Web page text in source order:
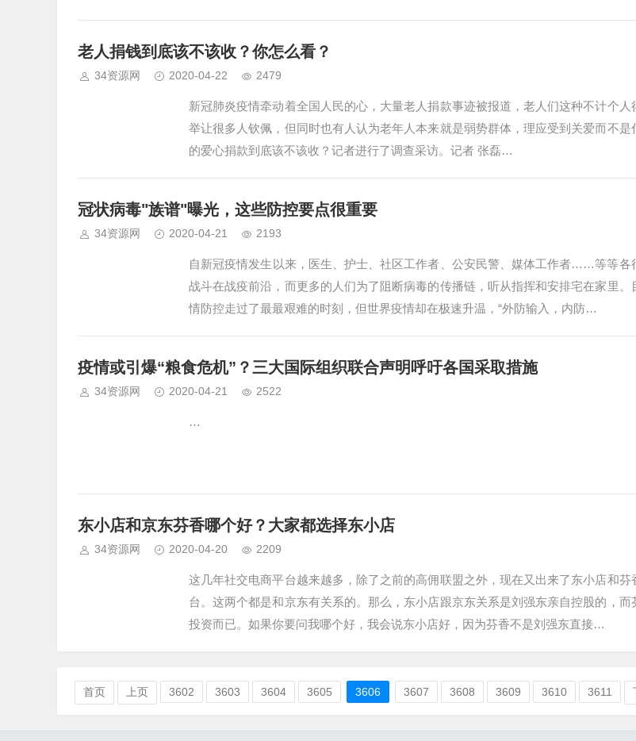
老人捐钱到底该不该收？你怎么看？
34资源网 2020-04-22 2479
新冠肺炎疫情牵动着全国人民的心，大量老人捐款事迹被报道，老人们这种不计个人
举让很多人钦佩，但同时也有人认为老年人本来就是弱势群体，理应受到关爱而不是
的爱心捐款到底该不该收？记者进行了调查采访。记者 张磊…
冠状病毒"族谱"曝光，这些防控要点很重要
34资源网 2020-04-21 2193
自新冠疫情发生以来，医生、护士、社区工作者、公安民警、媒体工作者……等等各
战斗在战疫前沿，而更多的人们为了阻断病毒的传播链，听从指挥和安排宅在家里。
情防控走过了最最艰难的时刻，但世界疫情却在极速升温，“外防输入，内防…
疫情或引爆“粮食危机”？三大国际组织联合声明呼吁各国采取措施
34资源网 2020-04-21 2522
…
东小店和京东芬香哪个好？大家都选择东小店
34资源网 2020-04-20 2209
这几年社交电商平台越来越多，除了之前的高佣联盟之外，现在又出来了东小店和芬
台。这两个都是和京东有关系的。那么，东小店跟京东关系是刘强东亲自控股的，而
投资而已。如果你要问我哪个好，我会说东小店好，因为芬香不是刘强东直接…
首页 上页 3602 3603 3604 3605 3606 3607 3608 3609 3610 3611